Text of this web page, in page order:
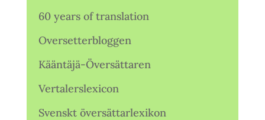
60 years of translation
Oversetterbloggen
Kääntäjä-Översättaren
Vertalerslexicon
Svenskt översättarlexikon